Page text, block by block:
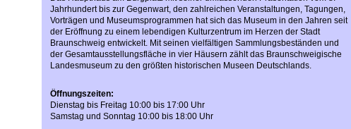
Jahrhundert bis zur Gegenwart, den zahlreichen Veranstaltungen, Tagungen,
Vorträgen und Museumsprogrammen hat sich das Museum in den Jahren seit
der Eröffnung zu einem lebendigen Kulturzentrum im Herzen der Stadt
Braunschweig entwickelt. Mit seinen vielfältigen Sammlungsbeständen und
der Gesamtausstellungsfläche in vier Häusern zählt das Braunschweigische
Landesmuseum zu den größten historischen Museen Deutschlands.
Öffnungszeiten:
Dienstag bis Freitag 10:00 bis 17:00 Uhr
Samstag und Sonntag 10:00 bis 18:00 Uhr